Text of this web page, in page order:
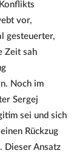
vor,
gesteuerter,
Zeit sah
Noch im
Sergej
sei und sich
Rückzug
Dieser Ansatz